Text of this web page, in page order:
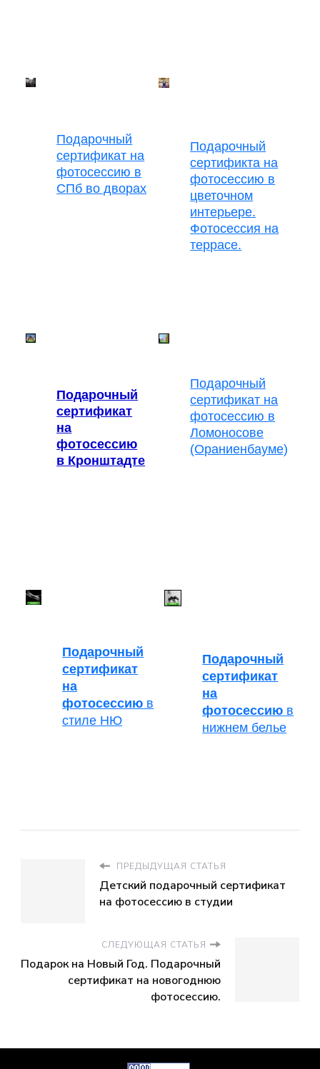
Подарочный
сертификат на
фотосессию в
СПб во дворах
Подарочный
сертификта на
фотосессию в
цветочном
интерьере.
Фотосессия на
террасе.
Подарочный
сертификат
на
фотосессию
в Кронштадте
Подарочный
сертификат на
фотосессию в
Ломоносове
(Ораниенбауме)
Подарочный
сертификат
на
фотосессию в
стиле НЮ
Подарочный
сертификат
на
фотосессию в
нижнем белье
ПРЕДЫДУЩАЯ СТАТЬЯ
Детский подарочный сертификат
на фотосессию в студии
СЛЕДУЮЩАЯ СТАТЬЯ
Подарок на Новый Год. Подарочный
сертификат на новогоднюю
фотосессию.